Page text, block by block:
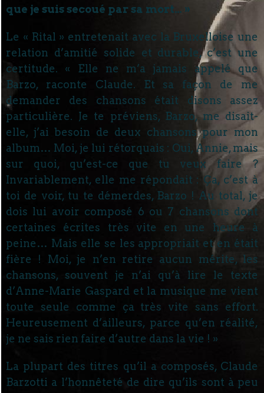
que je suis secoué par sa mort… »
Le « Rital » entretenait avec la Bruxelloise une
relation d’amitié solide et durable, c’est une
certitude. « Elle ne m’a jamais appelé que
Barzo, raconte Claude. Et sa façon de me
demander des chansons était disons assez
particulière. Je te préviens, Barzo, me disait-
elle, j’ai besoin de deux chansons pour mon
album… Moi, je lui rétorquais : Oui, Annie, mais
sur quoi, qu’est-ce que tu veux faire ?
Invariablement, elle me répondait : Ça, c’est à
toi de voir, tu te démerdes, Barzo ! Au total, je
dois lui avoir composé 6 ou 7 chansons dont
certaines écrites très vite en une heure à
peine… Mais elle se les appropriait et en était
fière ! Moi, je n’en retire aucun mérite, les
chansons, souvent je n’ai qu’à lire le texte
d’Anne-Marie Gaspard et la musique me vient
toute seule comme ça très vite sans effort.
Heureusement d’ailleurs, parce qu’en réalité,
je ne sais rien faire d’autre dans la vie ! »
La plupart des titres qu’il a composés, Claude
Barzotti a l’honnêteté de dire qu’ils sont à peu